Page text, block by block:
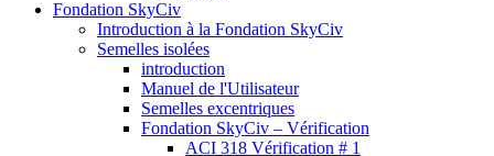
Fondation SkyCiv
Introduction à la Fondation SkyCiv
Semelles isolées
introduction
Manuel de l'Utilisateur
Semelles excentriques
Fondation SkyCiv – Vérification
ACI 318 Vérification # 1